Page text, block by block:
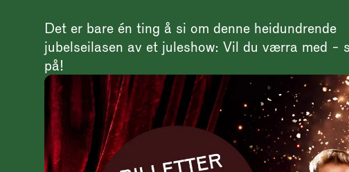
Det er bare én ting å si om denne heidundrende
jubelseilasen av et juleshow: Vil du værra med -
på!